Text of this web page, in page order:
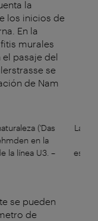
la
los inicios de
En la
murales
pasaje del
se
de Nam
('Das
en la
la línea U3. –
La
se pueden
de